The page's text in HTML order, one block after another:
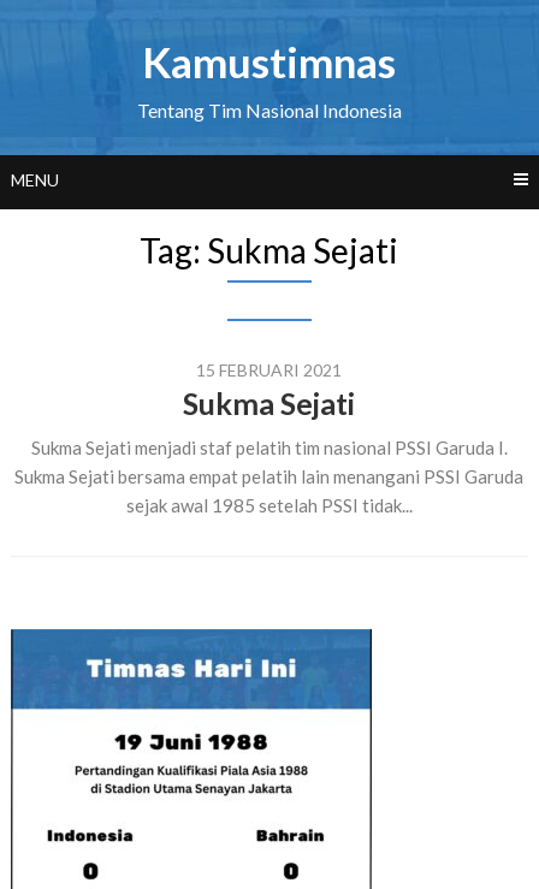
Kamustimnas
Tentang Tim Nasional Indonesia
MENU
Tag: Sukma Sejati
15 FEBRUARI 2021
Sukma Sejati
Sukma Sejati menjadi staf pelatih tim nasional PSSI Garuda I.
Sukma Sejati bersama empat pelatih lain menangani PSSI Garuda
sejak awal 1985 setelah PSSI tidak...